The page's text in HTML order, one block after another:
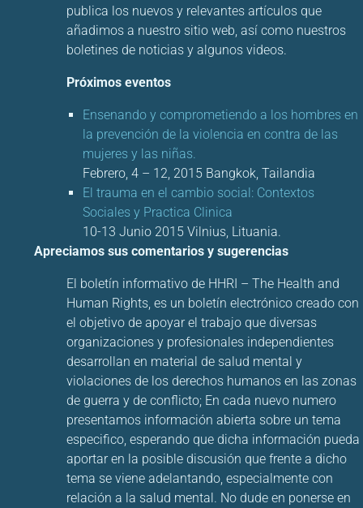
publica los nuevos y relevantes artículos que
añadimos a nuestro sitio web, así como nuestros
boletines de noticias y algunos videos.
Próximos eventos
Ensenando y comprometiendo a los hombres en
la prevención de la violencia en contra de las
mujeres y las niñas.
Febrero, 4 – 12, 2015 Bangkok, Tailandia
El trauma en el cambio social: Contextos
Sociales y Practica Clinica
10-13 Junio 2015 Vilnius, Lituania.
Apreciamos sus comentarios y sugerencias
El boletín informativo de HHRI – The Health and
Human Rights, es un boletín electrónico creado con
el objetivo de apoyar el trabajo que diversas
organizaciones y profesionales independientes
desarrollan en material de salud mental y
violaciones de los derechos humanos en las zonas
de guerra y de conflicto; En cada nuevo numero
presentamos información abierta sobre un tema
especifico, esperando que dicha información pueda
aportar en la posible discusión que frente a dicho
tema se viene adelantando, especialmente con
relación a la salud mental. No dude en ponerse en